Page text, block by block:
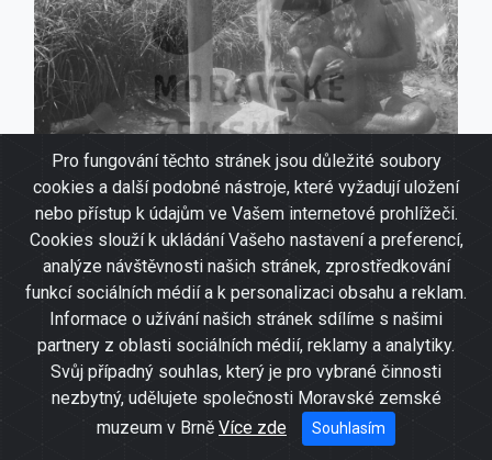
Pro fungování těchto stránek jsou důležité soubory
cookies a další podobné nástroje, které vyžadují uložení
nebo přístup k údajům ve Vašem internetové prohlížeči.
Cookies slouží k ukládání Vašeho nastavení a preferencí,
analýze návštěvnosti našich stránek, zprostředkování
funkcí sociálních médií a k personalizaci obsahu a reklam.
Informace o užívání našich stránek sdílíme s našimi
partnery z oblasti sociálních médií, reklamy a analytiky.
Svůj případný souhlas, který je pro vybrané činnosti
nezbytný, udělujete společnosti Moravské zemské
muzeum v Brně Více zde Souhlasím
Toaleta v misijní stanici Maningrida